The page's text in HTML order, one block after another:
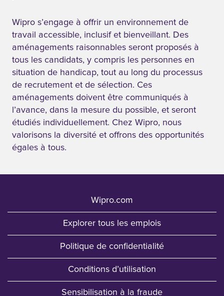
Wipro s’engage à offrir un environnement de
travail accessible, inclusif et bienveillant. Des
aménagements raisonnables seront proposés à
tous les candidats, y compris les personnes en
situation de handicap, tout au long du processus
de recrutement et de sélection. Ces
aménagements doivent être communiqués à
l’avance, dans la mesure du possible, et seront
étudiés individuellement. Chez Wipro, nous
valorisons la diversité et offrons des opportunités
égales à tous.
Wipro.com
Explorer tous les emplois
Politique de confidentialité
Conditions d’utilisation
Sensibilisation à la fraude